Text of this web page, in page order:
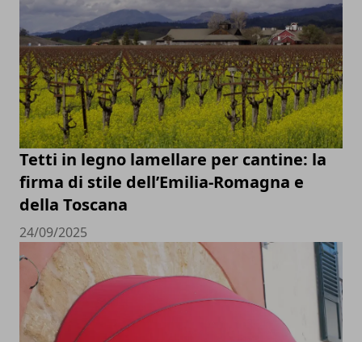
Tetti in legno lamellare per cantine: la
firma di stile dell’Emilia-Romagna e
della Toscana
24/09/2025